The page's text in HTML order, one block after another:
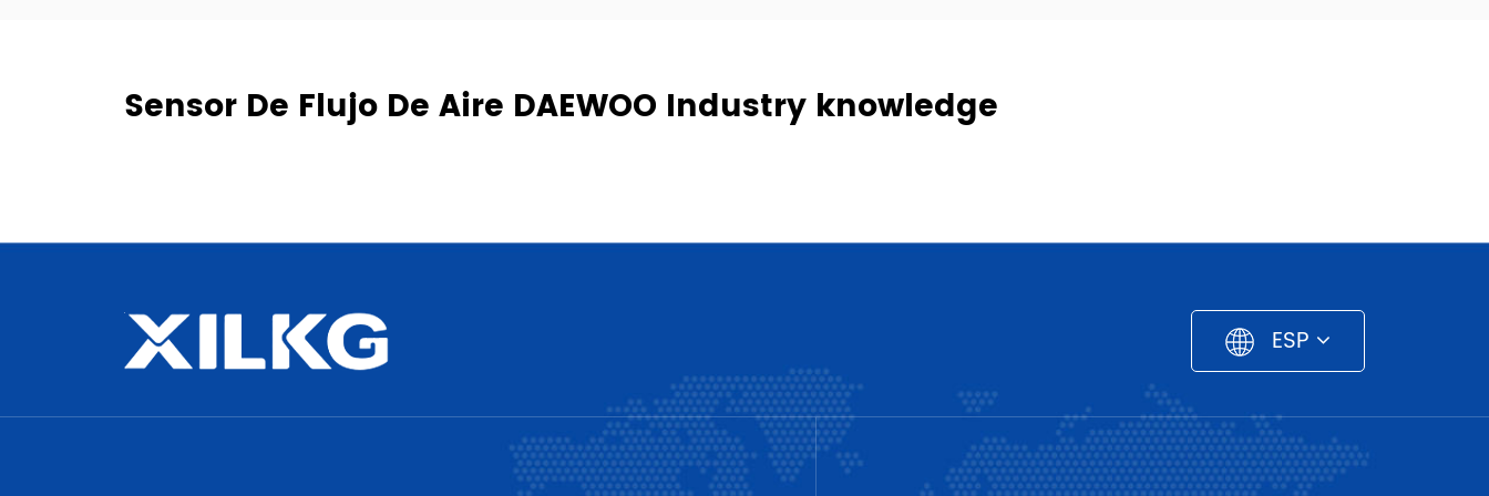
Sensor De Flujo De Aire DAEWOO Industry knowledge
ESP